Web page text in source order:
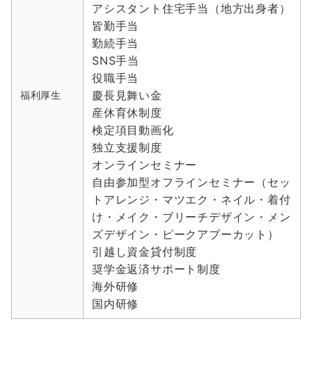
福利厚生
アシスタント住宅手当（地方出身者）
皆勤手当
勤続手当
SNS手当
役職手当
慶長見舞い金
産休育休制度
検定項目動画化
独立支援制度
オンラインセミナー
自由参加型オフラインセミナー（セッ
トアレンジ・マツエク・ネイル・着付
け・メイク・ブリーチデザイン・メン
ズデザイン・ピークアブーカット）
引越し資金貸付制度
奨学金返済サポート制度
海外研修
国内研修